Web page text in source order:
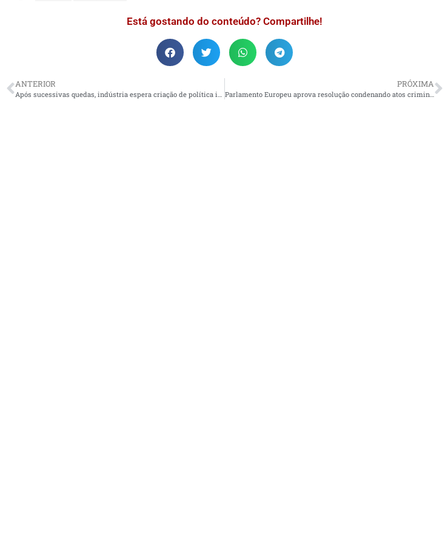
Está gostando do conteúdo? Compartilhe!
ANTERIOR
Após sucessivas quedas, indústria espera criação de política industrial por parte do governo
PRÓXIMA
Parlamento Europeu aprova resolução condenando atos criminosos no Brasil